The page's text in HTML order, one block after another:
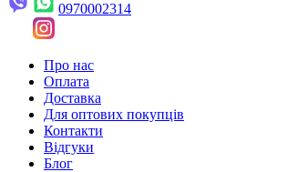
0970002314
Про нас
Оплата
Доставка
Для оптових покупців
Контакти
Відгуки
Блог